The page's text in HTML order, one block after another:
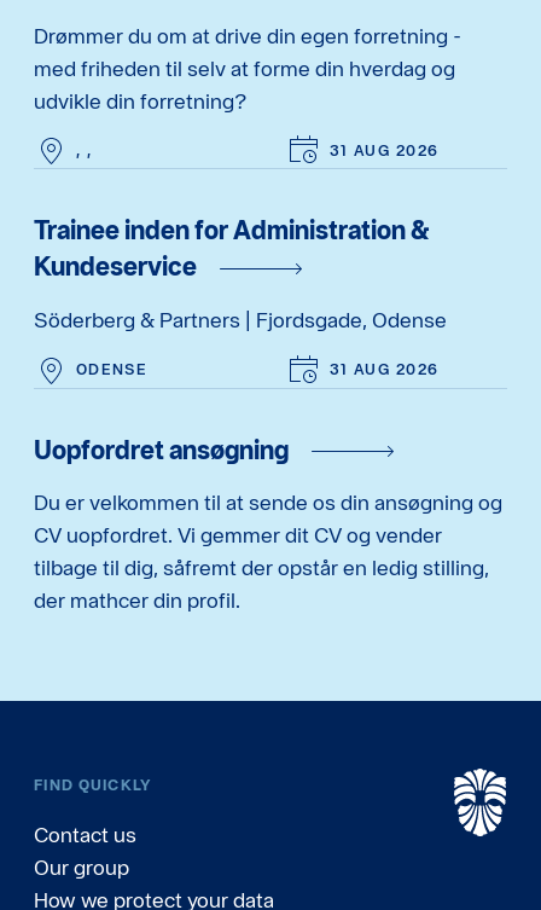
Drømmer du om at drive din egen forretning -
med friheden til selv at forme din hverdag og
udvikle din forretning?
, , 31 AUG 2026
Trainee inden for Administration &
Kundeservice
Söderberg & Partners | Fjordsgade, Odense
ODENSE 31 AUG 2026
Uopfordret ansøgning
Du er velkommen til at sende os din ansøgning og
CV uopfordret. Vi gemmer dit CV og vender
tilbage til dig, såfremt der opstår en ledig stilling,
der mathcer din profil.
FIND QUICKLY
Contact us
Our group
How we protect your data